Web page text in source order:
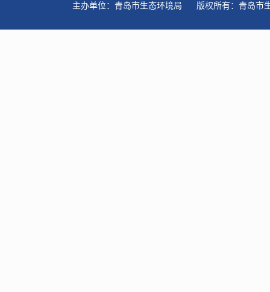
主办单位：青岛市生态环境局
版权所有：青岛市